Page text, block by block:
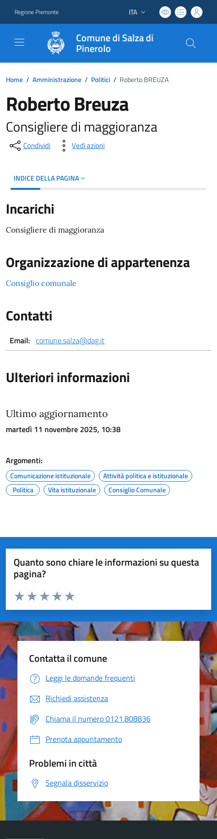
Regione Piemonte Lingua attiva:
ITA
Comune di Salza di
Pinerolo
Home / Amministrazione / Politici / Roberto BREUZA
Roberto Breuza
Consigliere di maggioranza
Condividi Vedi azioni
INDICE DELLA PAGINA
Incarichi
Consigliere di maggioranza
Organizzazione di appartenenza
Consiglio comunale
Contatti
Email: comune.salza@dag.it
Ulteriori informazioni
Ultimo aggiornamento
martedì 11 novembre 2025, 10:38
Argomenti:
Comunicazione istituzionale
Attività politica e istituzionale
Politica
Vita istituzionale Consiglio Comunale
Quanto sono chiare le informazioni su questa
pagina?
Valuta da 1 a 5 stelle la pagina
Valuta 5 stelle su 5
Valuta 4 stelle su 5
Valuta 3 stelle su 5
Valuta 2 stelle su 5
Valuta 1 stelle su 5
Contatta il comune
Leggi le domande frequenti
Richiedi assistenza
Chiama il numero 0121.808836
Prenota appuntamento
Problemi in città
Segnala disservizio